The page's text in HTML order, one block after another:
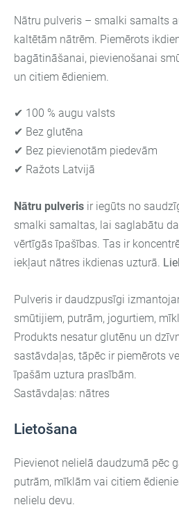
Nātru pulveris – smalki samalts
kaltētām nātrēm. Piemērots
bagātināšanai, pievienošanai
un citiem ēdieniem.
✔ 100 % augu valsts
✔ Bez glutēna
✔ Bez pievienotām piedevām
✔ Ražots Latvijā
Nātru pulveris ir iegūts no
smalki samaltas, lai saglabātu
vērtīgās īpašības. Tas ir
iekļaut nātres ikdienas uzturā.
Pulveris ir daudzpusīgi
smūtijiem, putrām, jogurtiem,
Produkts nesatur glutēnu un
sastāvdaļas, tāpēc ir piemērots
īpašām uztura prasībām.
Sastāvdaļas: nātres
Lietošana
Pievienot nelielā daudzumā pēc
putrām, mīklām vai citiem
nelielu devu.